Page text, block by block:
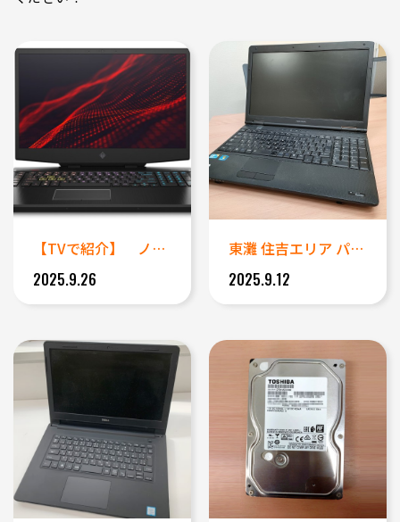
【TVで紹介】 ノートパソコン...
2025.9.26
東灘 住吉エリア パソコン修理...
2025.9.12